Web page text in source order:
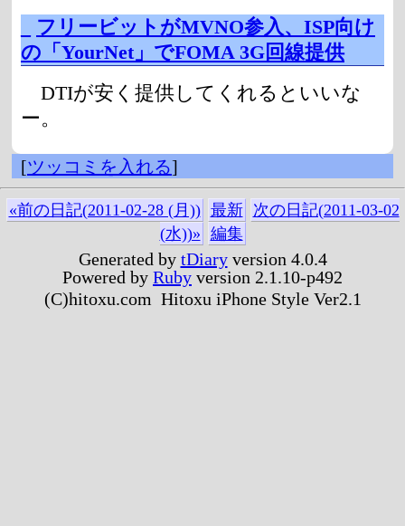
フリービットがMVNO参入、ISP向け
の「YourNet」でFOMA 3G回線提供
DTIが安く提供してくれるといいな
ー。
[ツッコミを入れる]
«前の日記(2011-02-28 (月)) 最新
次の日記(2011-03-02
(水))» 編集
Generated by tDiaryversion 4.0.4
Powered by Ruby version 2.1.10-p492